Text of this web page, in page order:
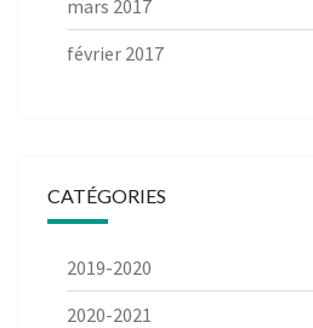
mars 2017
février 2017
CATÉGORIES
2019-2020
2020-2021